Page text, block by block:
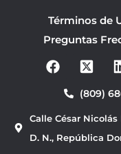
Términos de
Preguntas
F
a
b
o
o
(809)
Calle César
D. N., República